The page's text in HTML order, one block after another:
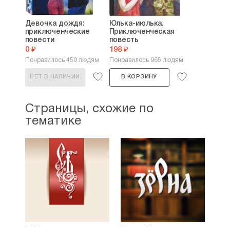
Девочка дождя:
приключенческие
повести
0 ₽
Понравилось 450 людям
НЕТ В НАЛИЧИИ
Юлька-июлька.
Приключенческая
повесть
198 ₽
Понравилось 965 людям
В КОРЗИНУ
Страницы, схожие по
тематике